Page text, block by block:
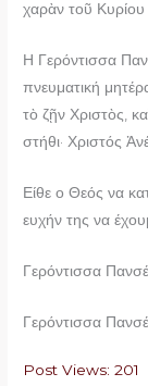
χαρὰν τοῦ
Η Γερόντισσα
πνευματική
τὸ ζῇν Χριστὸς,
στήθι· Χριστός
Είθε ο Θεός να
ευχήν της να
Γερόντισσα
Γερόντισσα
Post Views: 201